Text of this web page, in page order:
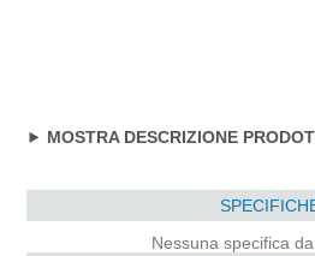
MOSTRA DESCRIZIONE
Nessuna specifica